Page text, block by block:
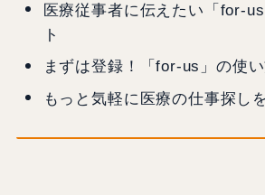
医療従事者に伝えたい「for-
ト
まずは登録！「for-us」の使
もっと気軽に医療の仕事探し